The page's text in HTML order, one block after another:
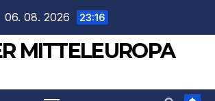
06. 08. 2026 23:16
MITTELEUROPA